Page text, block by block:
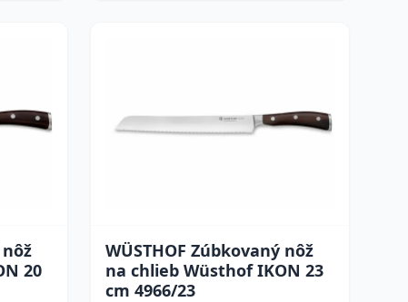
20
WÜSTHOF Zúbkovaný nôž
na chlieb Wüsthof IKON 23
cm 4966/23